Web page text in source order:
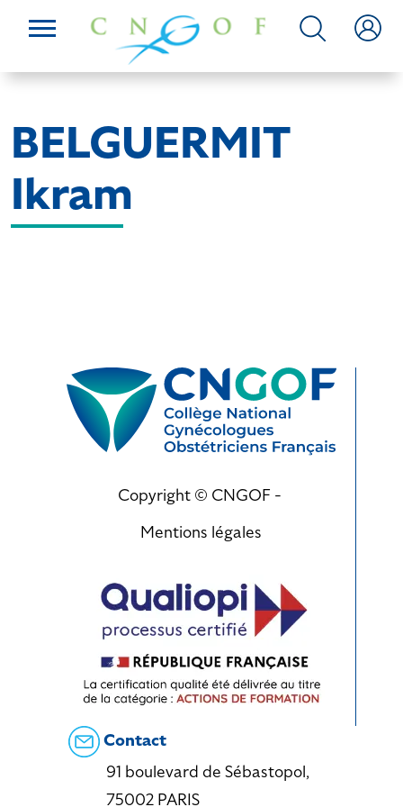
BELGUERMIT
Ikram
Copyright © CNGOF -
Mentions légales
Contact
91 boulevard de Sébastopol,
75002 PARIS